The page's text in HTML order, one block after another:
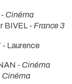
Cinéma
BIVEL - France 3
- Laurence
- Cinéma
Cinéma